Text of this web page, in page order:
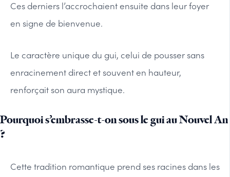
Ces derniers l’accrochaient ensuite dans leur foyer
en signe de bienvenue.
Le caractère unique du gui, celui de pousser sans
enracinement direct et souvent en hauteur,
renforçait son aura mystique.
Pourquoi s’embrasse-t-on sous le gui au Nouvel An
?
Cette tradition romantique prend ses racines dans les